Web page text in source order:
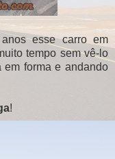
esse carro em
tempo sem vê-lo
em forma e andando
!